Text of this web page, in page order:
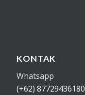
KONTAK
Whatsapp
(+62) 87729436180